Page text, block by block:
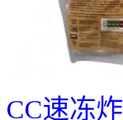
CC速冻